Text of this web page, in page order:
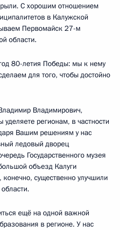
С хорошим отношением
в Калужской
Первомайск 27-м
области.
80-летия Победы: мы к нему
для того, чтобы достойно
Владимирович,
регионам, в частности
Вашим решениям у нас
ледовый дворец
Государственного музея
объезд Калуги
существенно улучшили
ещё на одной важной
в регионе. У нас